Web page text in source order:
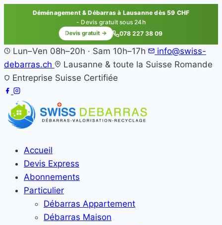
Déménagement & Débarras à Lausanne dès 59 CHF
- Devis gratuit sous 24h
Devis gratuit → 078 227 38 09
Lun–Ven 08h–20h · Sam 10h–17h
info@swiss-
debarras.ch
Lausanne & toute la Suisse Romande
Entreprise Suisse Certifiée
Accueil
Devis Express
Abonnements
Particulier
Débarras Appartement
Débarras Maison